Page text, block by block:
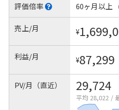
評価倍率 60ヶ月以上
売上/月 ¥
利益/月 ¥87,299
PV/月（直近） 29,724
平均 28,022 /